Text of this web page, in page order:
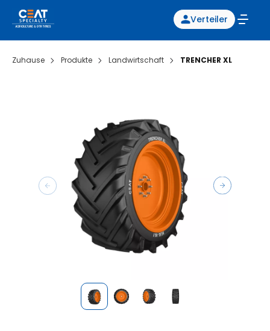
Verteiler
Zuhause Produkte Landwirtschaft TRENCHER XL